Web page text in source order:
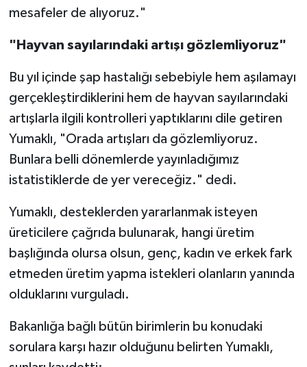
mesafeler de alıyoruz."
"Hayvan sayılarındaki artışı gözlemliyoruz"
Bu yıl içinde şap hastalığı sebebiyle hem aşılamayı
gerçekleştirdiklerini hem de hayvan sayılarındaki
artışlarla ilgili kontrolleri yaptıklarını dile getiren
Yumaklı, "Orada artışları da gözlemliyoruz.
Bunlara belli dönemlerde yayınladığımız
istatistiklerde de yer vereceğiz." dedi.
Yumaklı, desteklerden yararlanmak isteyen
üreticilere çağrıda bulunarak, hangi üretim
başlığında olursa olsun, genç, kadın ve erkek fark
etmeden üretim yapma istekleri olanların yanında
olduklarını vurguladı.
Bakanlığa bağlı bütün birimlerin bu konudaki
sorulara karşı hazır olduğunu belirten Yumaklı,